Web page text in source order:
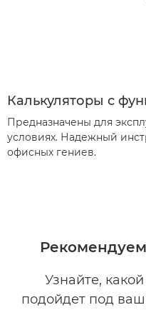
Калькуляторы с
Предназначены для
условиях. Надежный
офисных гениев.
Узнайте,
подойдет под